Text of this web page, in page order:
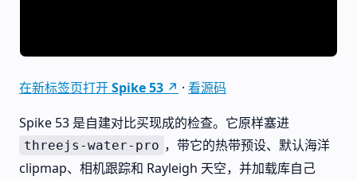
在新标签页打开 Spike 53 ↗ · 看源码
Spike 53 是自建对比买现成的检查。它原样塞进
threejs-water-pro ，带它的热带预设、默认海洋
clipmap、相机跟踪和 Rayleigh 天空，并加载库自己